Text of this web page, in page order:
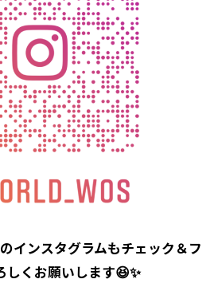
のインスタグラムもチェック＆フ
しくお願いします😆✨